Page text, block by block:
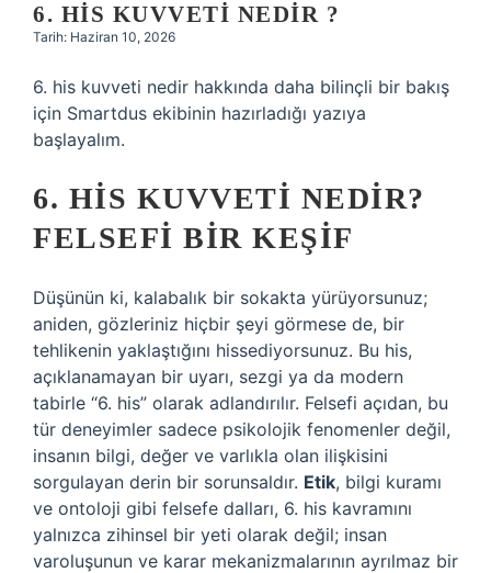
6. HIS KUVVETI NEDIR ?
Tarih: Haziran 10, 2026
6. his kuvveti nedir hakkında daha bilinçli bir bakış
için Smartdus ekibinin hazırladığı yazıya
başlayalım.
6. HIS KUVVETI NEDIR?
FELSEFI BIR KEŞIF
Düşünün ki, kalabalık bir sokakta yürüyorsunuz;
aniden, gözleriniz hiçbir şeyi görmese de, bir
tehlikenin yaklaştığını hissediyorsunuz. Bu his,
açıklanamayan bir uyarı, sezgi ya da modern
tabirle “6. his” olarak adlandırılır. Felsefi açıdan, bu
tür deneyimler sadece psikolojik fenomenler değil,
insanın bilgi, değer ve varlıkla olan ilişkisini
sorgulayan derin bir sorunsaldır. Etik, bilgi kuramı
ve ontoloji gibi felsefe dalları, 6. his kavramını
yalnızca zihinsel bir yeti olarak değil; insan
varoluşunun ve karar mekanizmalarının ayrılmaz bir